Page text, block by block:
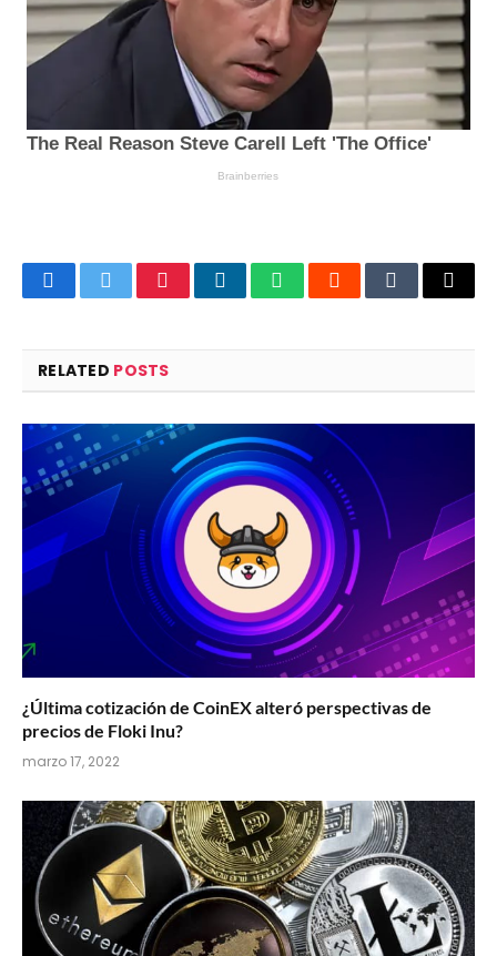
FacebookTwitterPinterestLinkedInWhatsAppRedditTumblrEmail
RELATED POSTS
¿Última cotización de CoinEX alteró perspectivas de
precios de Floki Inu?
marzo 17, 2022